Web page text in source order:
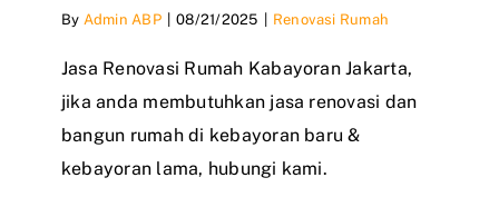
By Admin ABP 08/21/2025 Renovasi Rumah
Jasa Renovasi Rumah Kabayoran Jakarta,
jika anda membutuhkan jasa renovasi dan
bangun rumah di kebayoran baru &
kebayoran lama, hubungi kami.